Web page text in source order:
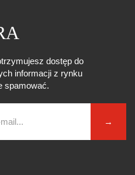
dostęp do
informacji z rynku
spamować.